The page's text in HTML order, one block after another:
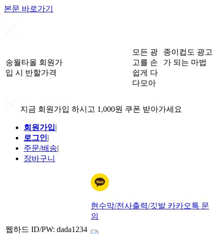
본문 바로가기
송월타올 회원가
입 시 반할가격
모든 광
고를 손
쉽게 다
다모아
종이컵도 광고
가 되는 마법
지금 회원가입 하시고 1,000원 쿠폰 받아가세요
회원가입|
로그인|
주문/배송|
장바구니
웹하드 ID/PW: dada1234
현수막/전사출력/깃발 카카오톡 문
의